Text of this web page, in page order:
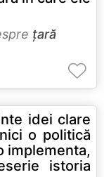
țară
idei clare
o politică
implementa,
istoria